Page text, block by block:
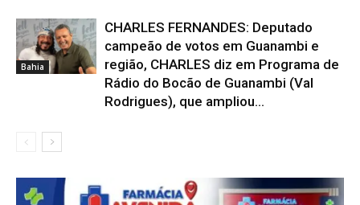
Bahia
CHARLES FERNANDES: Deputado
campeão de votos em Guanambi e
região, CHARLES diz em Programa de
Rádio do Bocão de Guanambi (Val
Rodrigues), que ampliou...